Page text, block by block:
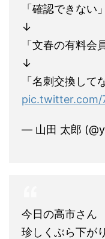
「確認できない」
↓
「文春の有料会
↓
「名刺交換して
pic.twitter.com/
— 山田 太郎
今日の高市さん
珍しくぶら下が